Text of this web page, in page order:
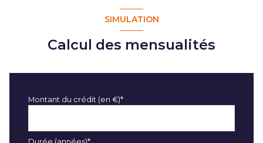
SIMULATION
Calcul des mensualités
Montant du crédit (en €)*